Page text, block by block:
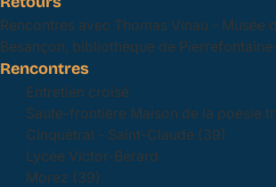
Rencontres avec Thomas Vinau - Musée
Besançon, bibliothèque de
Rencontres
Entretien croisé
Saute-frontière Maison de la poésie
Cinquétral - Saint-Claude (39)
Lycée Victor-Bérard
Morez (39)